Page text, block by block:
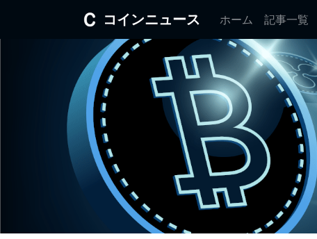
コインニュース ホーム 記事一覧